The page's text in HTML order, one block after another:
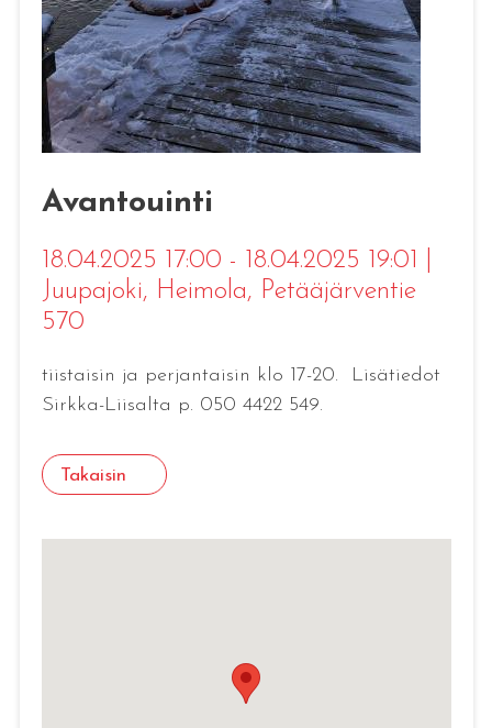
Avantouinti
18.04.2025 17:00 - 18.04.2025 19:01
Juupajoki, Heimola, Petääjärventie
570
tiistaisin ja perjantaisin klo 17-20. Lisätiedot
Sirkka-Liisalta p. 050 4422 549.
Takaisin